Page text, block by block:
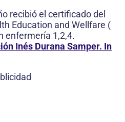
recibió el certificado del
Education and Wellfare (
enfermería 1,2,4.
Inés Durana Samper. In